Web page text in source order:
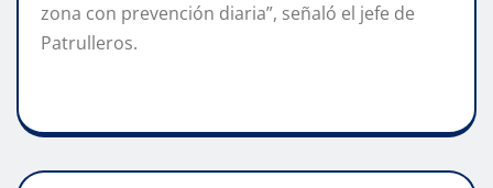
zona con prevención diaria”, señaló el jefe de
Patrulleros.